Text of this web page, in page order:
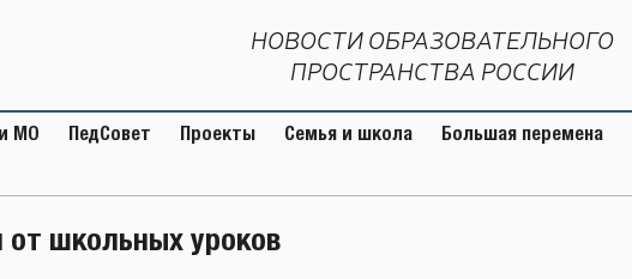
НОВОСТИ ОБРАЗОВАТЕЛЬНОГО
ПРОСТРАНСТВА РОССИИ
МО ПедСовет Проекты Семья и школа Большая перемена
школьных уроков